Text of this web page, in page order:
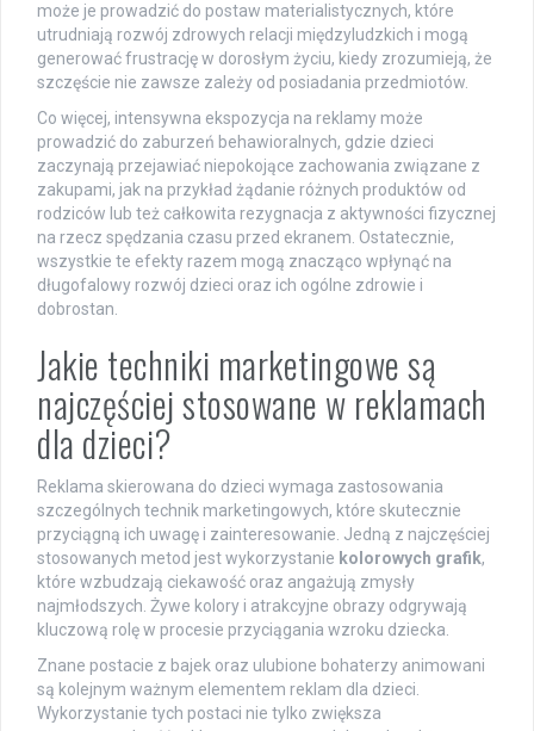
może je prowadzić do postaw materialistycznych, które
utrudniają rozwój zdrowych relacji międzyludzkich i mogą
generować frustrację w dorosłym życiu, kiedy zrozumieją, że
szczęście nie zawsze zależy od posiadania przedmiotów.
Co więcej, intensywna ekspozycja na reklamy może
prowadzić do zaburzeń behawioralnych, gdzie dzieci
zaczynają przejawiać niepokojące zachowania związane z
zakupami, jak na przykład żądanie różnych produktów od
rodziców lub też całkowita rezygnacja z aktywności fizycznej
na rzecz spędzania czasu przed ekranem. Ostatecznie,
wszystkie te efekty razem mogą znacząco wpłynąć na
długofalowy rozwój dzieci oraz ich ogólne zdrowie i
dobrostan.
Jakie techniki marketingowe są
najczęściej stosowane w reklamach
dla dzieci?
Reklama skierowana do dzieci wymaga zastosowania
szczególnych technik marketingowych, które skutecznie
przyciągną ich uwagę i zainteresowanie. Jedną z najczęściej
stosowanych metod jest wykorzystanie kolorowych grafik,
które wzbudzają ciekawość oraz angażują zmysły
najmłodszych. Żywe kolory i atrakcyjne obrazy odgrywają
kluczową rolę w procesie przyciągania wzroku dziecka.
Znane postacie z bajek oraz ulubione bohaterzy animowani
są kolejnym ważnym elementem reklam dla dzieci.
Wykorzystanie tych postaci nie tylko zwiększa